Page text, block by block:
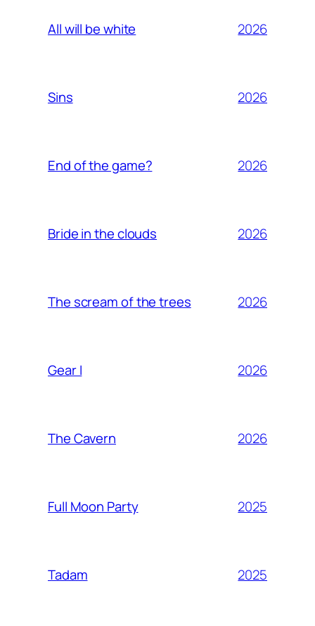
All will be white 2026
Sins 2026
End of the game? 2026
Bride in the clouds 2026
The scream of the trees 2026
Gear I 2026
The Cavern 2026
Full Moon Party 2025
Tadam 2025